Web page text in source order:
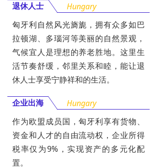
退休人士
Hungary
匈牙利自然风光旖旎，拥有众多如巴
拉顿湖、多瑙河等美丽的自然景观，
气候宜人是理想的养老胜地。这里生
活节奏舒缓，邻里关系和睦，能让退
休人士享受宁静祥和的生活。
企业出海
Hungary
作为欧盟成员国，匈牙利享有货物、
资金和人才的自由流动权，企业所得
税率仅为9%，实现资产的多元化配
置。